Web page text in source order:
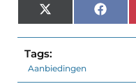
X
(Twitter)
Tags:
Aanbiedingen